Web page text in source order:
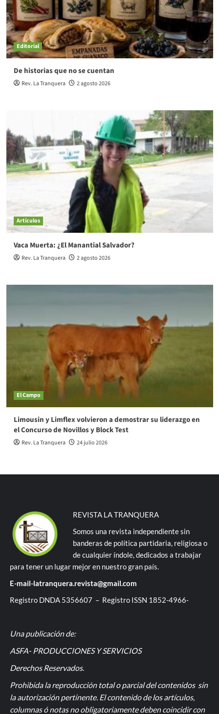
Editorial
De historias que no se cuentan
Rev. La Tranquera 2 agosto 2026
Artículos
Vaca Muerta: ¿El Manantial Salvador?
Rev. La Tranquera 2 agosto 2026
El Campo
Limousin y Limflex volvieron a demostrar su liderazgo en
el Concurso de Novillos y Block Test
Rev. La Tranquera 24 julio 2026
REVISTA LA TRANQUERA
Somos una revista independiente sin
banderas de política partidaria, religiosa o
de cualquier índole, dedicados a trabajar
para tener un lugar mejor en nuestro gran país.
E-mail-latranquera.revista@gmail.com
Registro DNDA 5356607 – Registro ISSN 1852-4966-
Una publicación de:
ASFA- PRODUCCIONES Y SERVICIOS
Derechos Reservados.
Prohibida la reproducción total o parcial del contenidos sin
la autorización pertinente. El contenido de los artículos,
columnas ó notas no obligatoriamente deben coincidir con